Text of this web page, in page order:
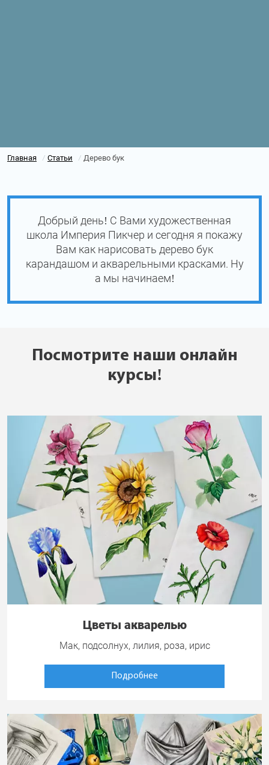
Главная / Статьи / Дерево бук
Добрый день! С Вами художественная
школа Империя Пикчер и сегодня я покажу
Вам как нарисовать дерево бук
карандашом и акварельными красками. Ну
а мы начинаем!
Посмотрите наши онлайн
курсы!
Цветы акварелью
Мак, подсолнух, лилия, роза, ирис
Подробнее